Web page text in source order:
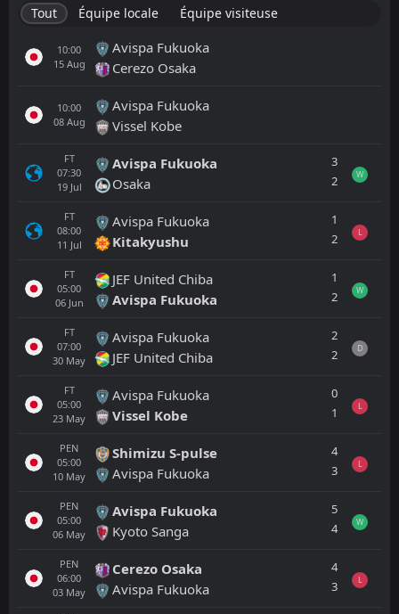
Tout Équipe locale Équipe visiteuse
10:00
15 Aug
Avispa Fukuoka
Cerezo Osaka
10:00
08 Aug
Avispa Fukuoka
Vissel Kobe
FT
07:30
19 Jul
Avispa Fukuoka
Osaka
3
2
W
FT
08:00
11 Jul
Avispa Fukuoka
Kitakyushu
1
2
L
FT
05:00
06 Jun
JEF United Chiba
Avispa Fukuoka
1
2
W
FT
07:00
30 May
Avispa Fukuoka
JEF United Chiba
2
2
D
FT
05:00
23 May
Avispa Fukuoka
Vissel Kobe
0
1
L
PEN
05:00
10 May
Shimizu S-pulse
Avispa Fukuoka
4
3
L
PEN
05:00
06 May
Avispa Fukuoka
Kyoto Sanga
5
4
W
PEN
06:00
03 May
Cerezo Osaka
Avispa Fukuoka
4
3
L